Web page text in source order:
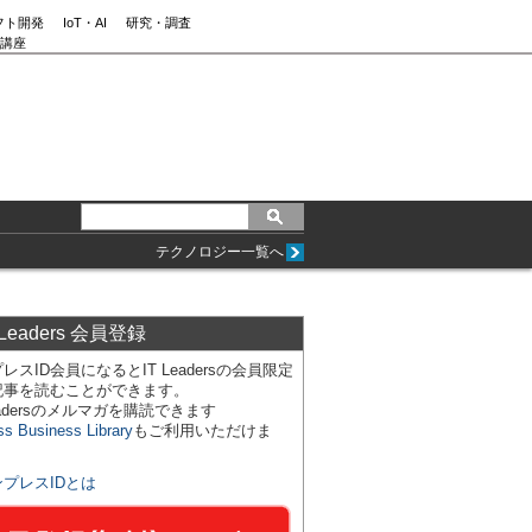
ト開発 IoT・AI
研究・調査
座
テクノロジー一覧へ
会員登録
スID会員になるとIT Leadersの会員限定
を読むことができます。
のメルマガを購読できます
Business Libraryもご利用いただけま
プレスIDとは